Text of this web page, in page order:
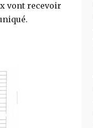
vont recevoir